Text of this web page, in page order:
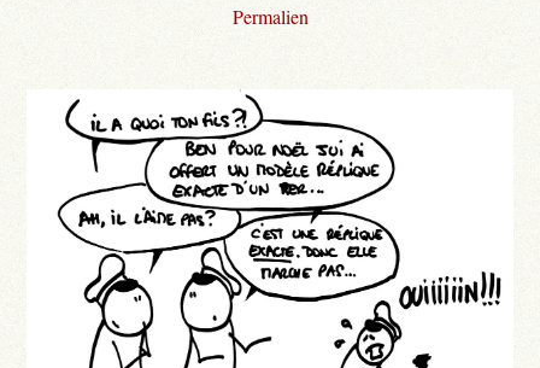
Permalien